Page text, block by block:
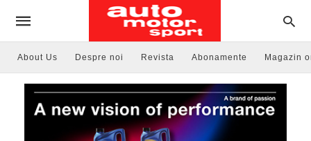
About Us Despre noi Revista Abonamente Magazin